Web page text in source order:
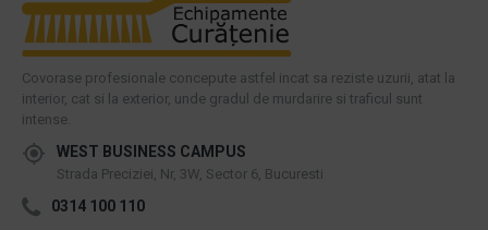
Covorase profesionale concepute astfel incat sa reziste uzurii, atat la
interior, cat si la exterior, unde gradul de murdarire si traficul sunt
intense.
WEST BUSINESS CAMPUS
Strada Preciziei, Nr, 3W, Sector 6, Bucuresti
0314 100 110